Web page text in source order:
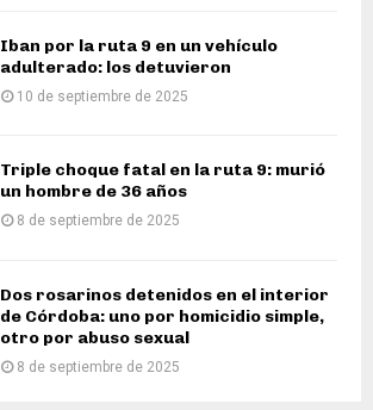
Iban por la ruta 9 en un vehículo
adulterado: los detuvieron
10 de septiembre de 2025
Triple choque fatal en la ruta 9: murió
un hombre de 36 años
8 de septiembre de 2025
Dos rosarinos detenidos en el interior
de Córdoba: uno por homicidio simple,
otro por abuso sexual
8 de septiembre de 2025